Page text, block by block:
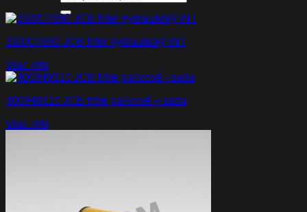
333/C4690 JCB filter hydraulický INT
Viac info
400/H9310 JCB filtre palivové – sada
Viac info